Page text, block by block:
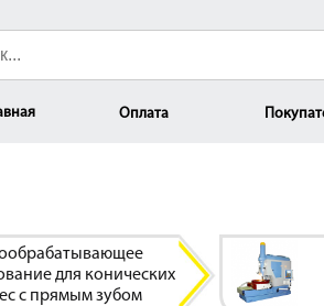
Оплата
для конических
с прямым зубом